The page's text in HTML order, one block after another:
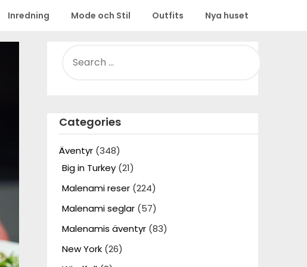
Inredning Mode och Stil Outfits Nya huset
FOR:
Categories
Äventyr(348)
Big in Turkey(21)
Malenami reser(224)
Malenami seglar(57)
Malenamis äventyr(83)
New York(26)